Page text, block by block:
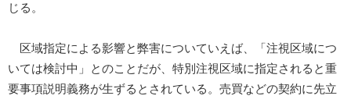
じる。
区域指定による影響と弊害についていえば、「注視区域につ
いては検討中」とのことだが、特別注視区域に指定されると重
要事項説明義務が生ずるとされている。売買などの契約に先立